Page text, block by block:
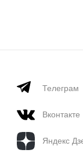
Телеграм
Вконтакте
Яндекс